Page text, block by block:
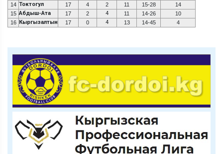
14 Токтогул 17 4 2 11 15-28
14
15 Абдыш-Ата 17 2 4 11 14-26
10
16 Кыргызалтын 17 0 4 13 14-45 4